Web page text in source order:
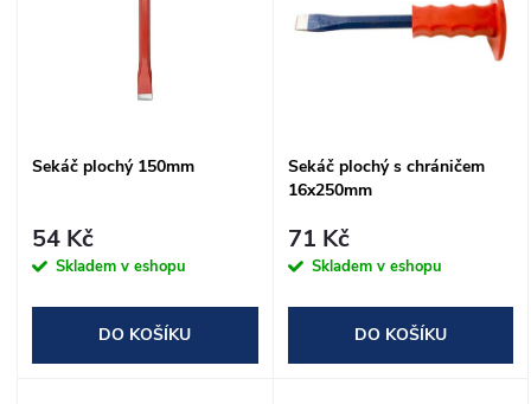
p
o
d
s
p
Sekáč plochý 150mm
54 Kč
Skladem v eshopu
DO KOŠÍKU
Sekáč plochý s chráničem
16x250mm
71 Kč
Skladem v eshopu
DO KOŠÍKU